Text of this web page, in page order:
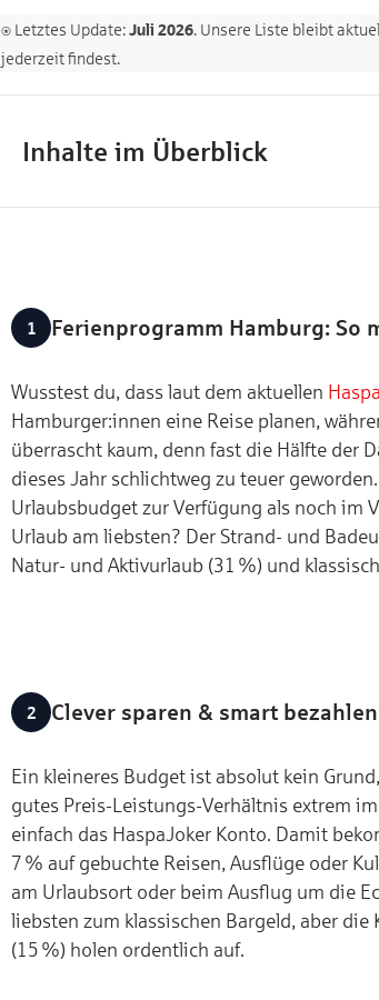
⍟ Letztes Update:Juli 2026. Unsere Liste bleibt
jederzeit findest.
Inhalte im Überblick
Ferienprogramm Hamburg: So
Wusstest du, dass laut dem aktuellen
Hamburger:innen eine Reise planen,
überrascht kaum, denn fast die Hälfte der
dieses Jahr schlichtweg zu teuer
Urlaubsbudget zur Verfügung als noch im
Urlaub am liebsten? Der Strand- und
Natur- und Aktivurlaub (31 %) und
Clever sparen & smart
Ein kleineres Budget ist absolut kein
gutes Preis-Leistungs-Verhältnis extrem
einfach das HaspaJoker Konto. Damit
7 % auf gebuchte Reisen, Ausflüge oder
am Urlaubsort oder beim Ausflug um die
liebsten zum klassischen Bargeld, aber
(15 %) holen ordentlich auf.